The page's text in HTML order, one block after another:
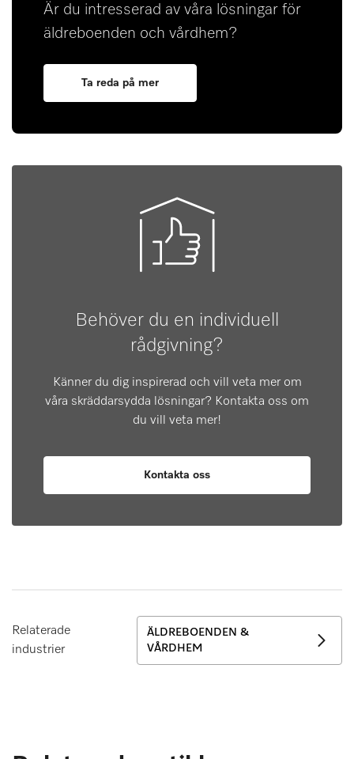
Är du intresserad av våra lösningar för
äldreboenden och vårdhem?
Ta reda på mer
Behöver du en individuell
rådgivning?
Känner du dig inspirerad och vill veta mer om
våra skräddarsydda lösningar? Kontakta oss om
du vill veta mer!
Kontakta oss
Relaterade
industrier
ÄLDREBOENDEN &
VÅRDHEM